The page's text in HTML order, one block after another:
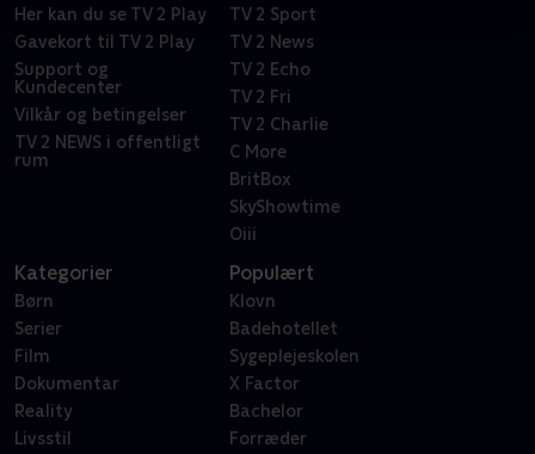
Her kan du se TV 2 Play
Gavekort til TV 2 Play
Support og
Kundecenter
Vilkår og betingelser
TV 2 NEWS i offentligt
rum
TV 2 Sport
TV 2 News
TV 2 Echo
TV 2 Fri
TV 2 Charlie
C More
BritBox
SkyShowtime
Oiii
Kategorier
Børn
Serier
Film
Dokumentar
Reality
Livsstil
Populært
Klovn
Badehotellet
Sygeplejeskolen
X Factor
Bachelor
Forræder